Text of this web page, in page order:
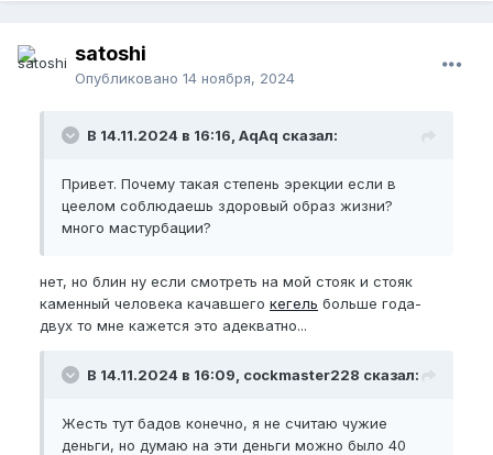
9) Ширину до 13
классная рутина. Ниже список бадов которые пью
допустим
Протеин,
Казеин,
EAA,
satoshi
Опубликовано 14 ноября, 2024
В 14.11.2024 в 16:16, AqAq сказал:
Привет. Почему такая степень эрекции если в
цеелом соблюдаешь здоровый образ жизни?
много мастурбации?
нет, но блин ну если смотреть на мой стояк и стояк
каменный человека качавшего кегель больше года-
двух то мне кажется это адекватно...
В 14.11.2024 в 16:09, cockmaster228 сказал:
Жесть тут бадов конечно, я не считаю чужие
деньги, но думаю на эти деньги можно было 40